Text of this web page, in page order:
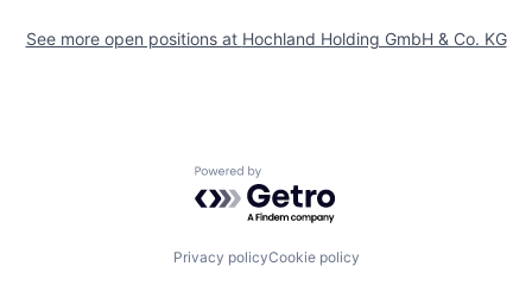
See more open positions at Hochland Holding GmbH & Co. KG
Powered by Getro.com
Privacy policyCookie policy